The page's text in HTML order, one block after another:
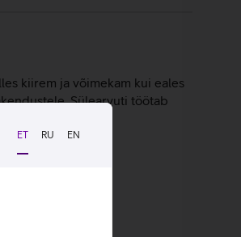
ET RU EN
kiirem ja võimekam kui eales
Sülearvuti töötab